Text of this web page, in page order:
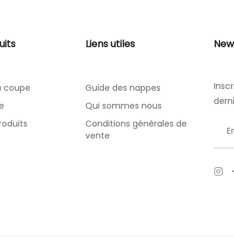
coupe
Liens utiles
Guide des nappes
Qui sommes nous
Conditions générales de
vente